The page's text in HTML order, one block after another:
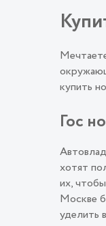
купить
Гос
хотят
их,
Москве
уделить